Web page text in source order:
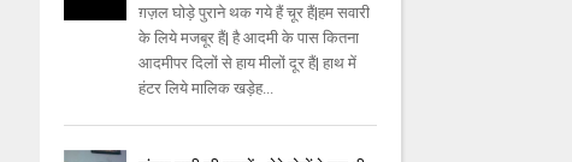
ग़ज़ल घोड़े पुराने थक गये हैं चूर हैं|हम सवारी
के लिये मजबूर हैं| है आदमी के पास कितना
आदमीपर दिलों से हाय मीलों दूर हैं| हाथ में
हंटर लिये मालिक खड़ेह...